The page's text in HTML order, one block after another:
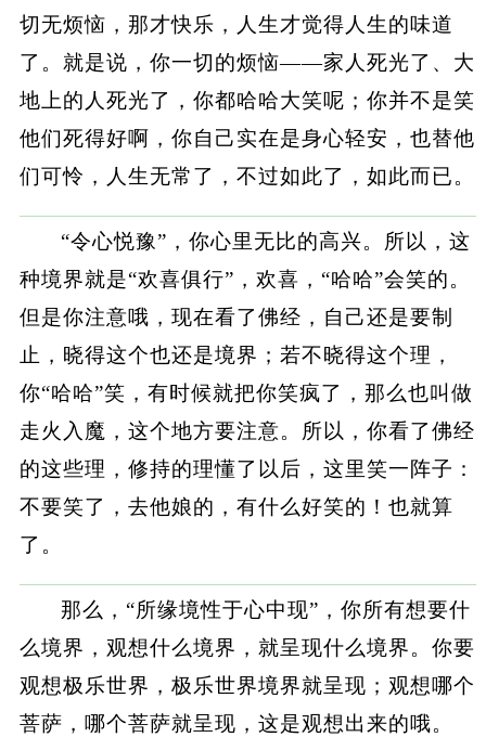
切无烦恼，那才快乐，人生才觉得人生的味道
了。就是说，你一切的烦恼——家人死光了、大
地上的人死光了，你都哈哈大笑呢；你并不是笑
他们死得好啊，你自己实在是身心轻安，也替他
们可怜，人生无常了，不过如此了，如此而已。
“令心悦豫”，你心里无比的高兴。所以，这
种境界就是“欢喜俱行”，欢喜，“哈哈”会笑的。
但是你注意哦，现在看了佛经，自己还是要制
止，晓得这个也还是境界；若不晓得这个理，
你“哈哈”笑，有时候就把你笑疯了，那么也叫做
走火入魔，这个地方要注意。所以，你看了佛经
的这些理，修持的理懂了以后，这里笑一阵子：
不要笑了，去他娘的，有什么好笑的！也就算
了。
那么，“所缘境性于心中现”，你所有想要什
么境界，观想什么境界，就呈现什么境界。你要
观想极乐世界，极乐世界境界就呈现；观想哪个
菩萨，哪个菩萨就呈现，这是观想出来的哦。